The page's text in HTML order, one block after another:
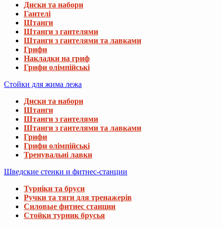
Диски та набори
Гантелі
Штанги
Штанги з гантелями
Штанги з гантелями та лавками
Грифи
Накладки на гриф
Грифи олімпійські
Стойки для жима лежа
Диски та набори
Штанги
Штанги з гантелями
Штанги з гантелями та лавками
Грифи
Грифи олімпійські
Тренувальні лавки
Шведские стенки и фитнес-станции
Турніки та бруси
Ручки та тяги для тренажерів
Силовые фитнес станции
Стойки турник брусья